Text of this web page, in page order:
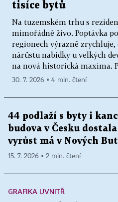
tisíce bytů
Na tuzemském trhu s
mimořádně živo. Poptávka
regionech výrazně
nárůstu nabídky u velkých
na nová historická maxima.
30. 7. 2026 ▪ 4 min. čtení
44 podlaží s byty i
budova v Česku
vyrůst má v Nových
15. 7. 2026 ▪ 2 min. čtení
GRAFIKA UVNITŘ